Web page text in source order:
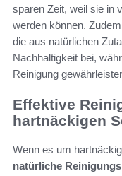
sparen Zeit, weil sie in
werden können.
die aus natürlichen
Nachhaltigkeit bei,
Reinigung
Effektive
hartnäckigen
Wenn es um
natürliche